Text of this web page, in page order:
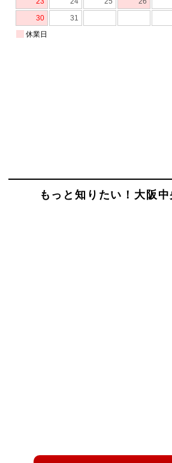
もっと知りたい！大阪